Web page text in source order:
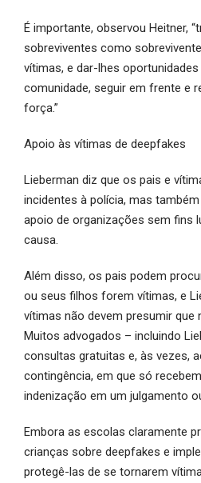
É importante, observou Heitner,
sobreviventes como
vítimas, e dar-lhes
comunidade, seguir em frente e
força.”
Apoio às vítimas de deepfakes
Lieberman diz que os pais e
incidentes à polícia, mas
apoio de organizações sem fins
causa.
Além disso, os pais podem
ou seus filhos forem vítimas, e
vítimas não devem presumir que
Muitos advogados – incluindo
consultas gratuitas e, às vezes,
contingência, em que só
indenização em um julgamento
Embora as escolas claramente
crianças sobre deepfakes e
protegê-las de se tornarem